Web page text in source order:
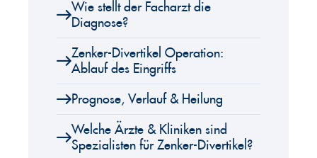
Wie stellt der Facharzt die
Diagnose?
Zenker-Divertikel Operation:
Ablauf des Eingriffs
Prognose, Verlauf & Heilung
Welche Ärzte & Kliniken sind
Spezialisten für Zenker-Divertikel?